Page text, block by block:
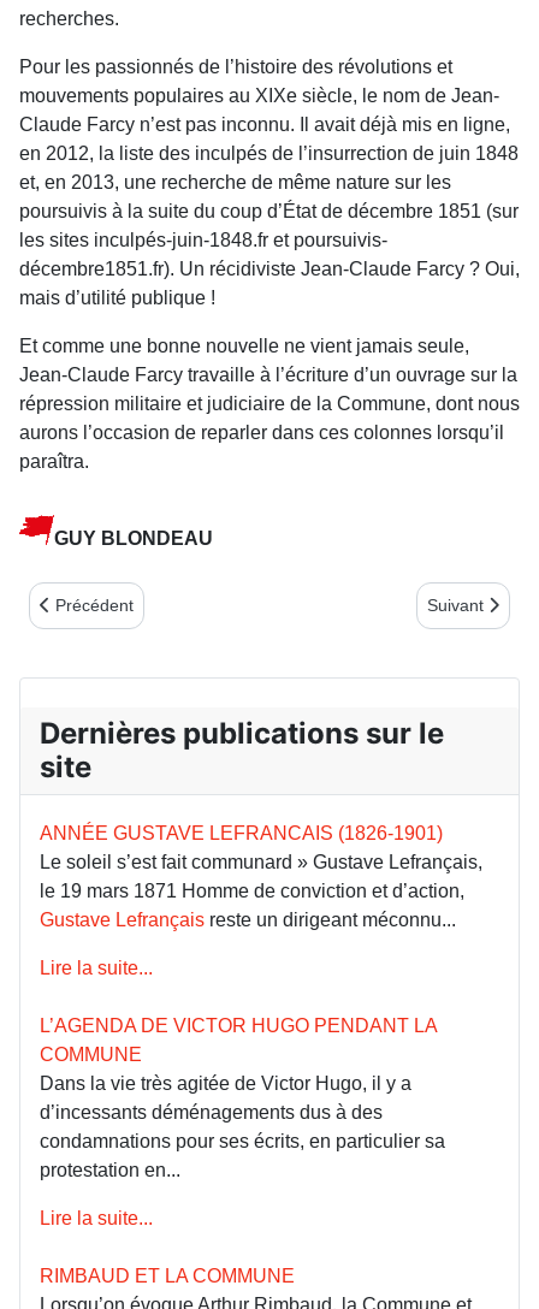
recherches.
Pour les passionnés de l’histoire des révolutions et
mouvements populaires au XIXe siècle, le nom de Jean-
Claude Farcy n’est pas inconnu. Il avait déjà mis en ligne,
en 2012, la liste des inculpés de l’insurrection de juin 1848
et, en 2013, une recherche de même nature sur les
poursuivis à la suite du coup d’État de décembre 1851 (sur
les sites inculpés-juin-1848.fr et poursuivis-
décembre1851.fr). Un récidiviste Jean-Claude Farcy ? Oui,
mais d’utilité publique !
Et comme une bonne nouvelle ne vient jamais seule,
Jean-Claude Farcy travaille à l’écriture d’un ouvrage sur la
répression militaire et judiciaire de la Commune, dont nous
aurons l’occasion de reparler dans ces colonnes lorsqu’il
paraîtra.
GUY BLONDEAU
Article précédent : La calotte blanche sur Paris
Précédent Article suivant
Suivant
Dernières publications sur le
site
ANNÉE GUSTAVE LEFRANCAIS (1826-1901)
Le soleil s’est fait communard » Gustave Lefrançais,
le 19 mars 1871 Homme de conviction et d’action,
Gustave Lefrançais reste un dirigeant méconnu...
Lire la suite...
L’AGENDA DE VICTOR HUGO PENDANT LA
COMMUNE
Dans la vie très agitée de Victor Hugo, il y a
d’incessants déménagements dus à des
condamnations pour ses écrits, en particulier sa
protestation en...
Lire la suite...
RIMBAUD ET LA COMMUNE